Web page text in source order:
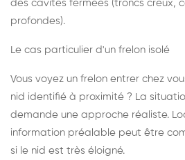
des cavités fermées (troncs creux,
profondes).
Le cas particulier d'un frelon isolé
Vous voyez un frelon entrer chez
nid identifié à proximité ? La
demande une approche réaliste.
information préalable peut être
si le nid est très éloigné.